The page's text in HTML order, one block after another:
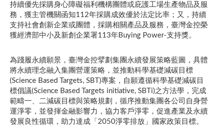
持續優先採購身心障礙福利機構團體或庇護工場生產物品及服
務，獲主管機關函知112年採購成效優於法定比率；又，持續
支持社會創新企業或團體，採購相關產品及服務，臺灣金控榮
獲經濟部中小及新創企業署113年Buying Power-支持獎。
為踐履永續願景，臺灣金控擘劃集團永續發展策略藍圖，具體
將永續理念融入集團營運策略，並推動科學基礎減碳目標
(Science Based Targets, SBT)專案，自願遵循科學基礎減碳目
標倡議(Science Based Targets initiative, SBTi)之方法學，完成
範疇一、二減碳目標與策略規劃，循序推動集團各公司自身營
運淨零，並發揮金融影響力，協力客戶淨零，促進產業及永續
發展良性循環，助力達成「2050淨零排放」國家政策目標。